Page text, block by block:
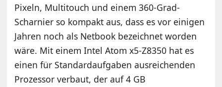
Pixeln, Multitouch und einem 360-Grad-
Scharnier so kompakt aus, dass es vor einigen
Jahren noch als Netbook bezeichnet worden
wäre. Mit einem Intel Atom x5-Z8350 hat es
einen für Standardaufgaben ausreichenden
Prozessor verbaut, der auf 4 GB